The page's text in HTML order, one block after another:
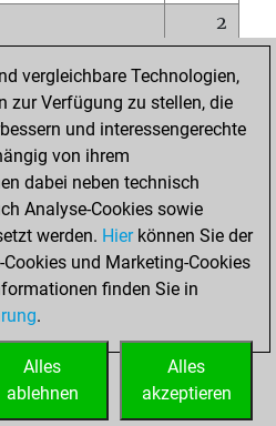
2
0
0
0
vergleichbare Technologien,
zur Verfügung zu stellen, die
und interessengerechte
von ihrem
dabei neben technisch
Analyse-Cookies sowie
werden. Hierkönnen Sie der
und Marketing-Cookies
finden Sie in
.
Alles
akzeptieren
Alles
ablehnen